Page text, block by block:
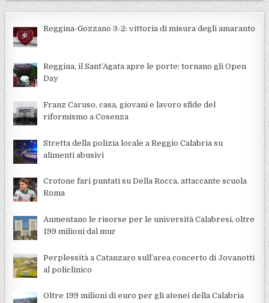
Reggina-Gozzano 3-2: vittoria di misura degli amaranto
Reggina, il Sant’Agata apre le porte: tornano gli Open
Day
Franz Caruso, casa, giovani e lavoro sfide del
riformismo a Cosenza
Stretta della polizia locale a Reggio Calabria su
alimenti abusivi
Crotone fari puntati su Della Rocca, attaccante scuola
Roma
Aumentano le risorse per le università Calabresi, oltre
199 milioni dal mur
Perplessità a Catanzaro sull’area concerto di Jovanotti
al policlinico
Oltre 199 milioni di euro per gli atenei della Calabria